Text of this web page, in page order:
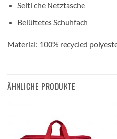
Seitliche Netztasche
Belüftetes Schuhfach
Material: 100% recycled
ÄHNLICHE PRODUKTE